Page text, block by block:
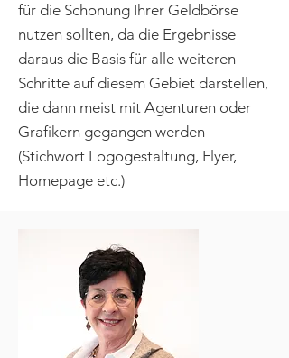
für die Schonung Ihrer Geldbörse
nutzen sollten, da die Ergebnisse
daraus die Basis für alle weiteren
Schritte auf diesem Gebiet darstellen,
die dann meist mit Agenturen oder
Grafikern gegangen werden
(Stichwort Logogestaltung, Flyer,
Homepage etc.)